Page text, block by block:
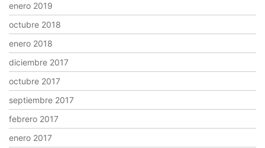
enero 2019
octubre 2018
enero 2018
diciembre 2017
octubre 2017
septiembre 2017
febrero 2017
enero 2017